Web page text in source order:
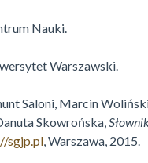
Nauki.
Warszawski.
Saloni, Marcin
Skowrońska,
sgjp.pl , Warszawa, 2015.